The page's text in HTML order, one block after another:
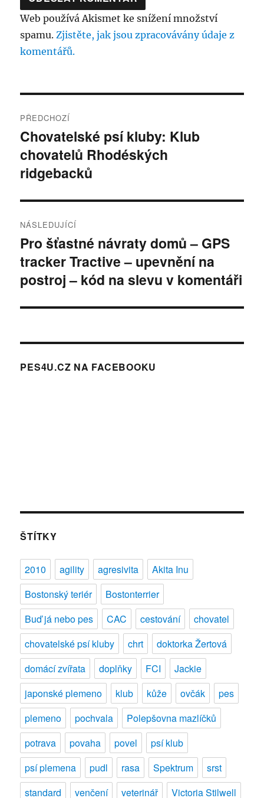
Web používá Akismet ke snížení množství
spamu.Zjistěte, jak jsou zpracovávány údaje z
komentářů.
pro
příspěvek
PŘEDCHOZÍ
Předchozí
příspěvek:
Chovatelské psí kluby: Klub
chovatelů Rhodéských
ridgebacků
NÁSLEDUJÍCÍ
Následující
příspěvek:
Pro šťastné návraty domů – GPS
tracker Tractive – upevnění na
postroj – kód na slevu v komentáři
PES4U.CZ NA FACEBOOKU
ŠTÍTKY
2010 agility agresivita
Akita Inu
Bostonský teriér
Bostonterrier
Buď já nebo pes
CAC cestování
chovatel
chovatelské psí kluby
chrt
doktorka Žertová
domácí zvířata
doplňky FCI
Jackie
japonské plemeno
klub kůže ovčák
pes
plemeno
pochvala
Polepšovna mazlíčků
potrava
povaha povel
psí klub
psí plemena
pudl rasa Spektrum
srst
standard
venčení veterinář
Victoria Stilwell